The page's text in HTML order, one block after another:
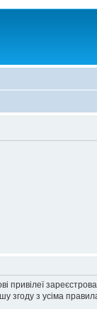
привілеї
згоду з усіма